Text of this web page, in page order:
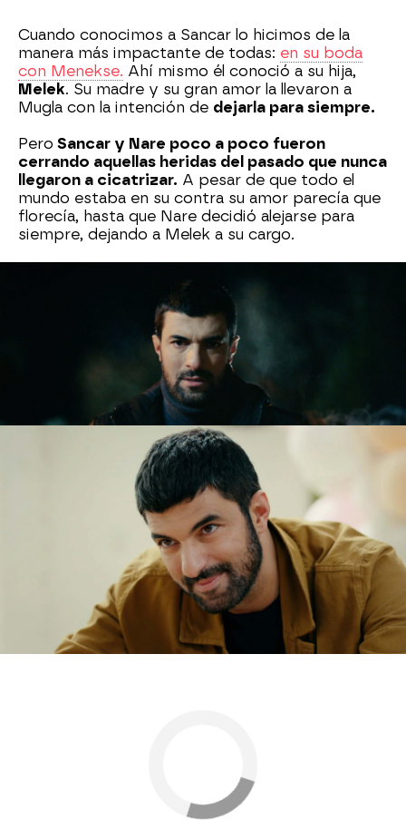
Cuando conocimos a Sancar lo hicimos de la
manera más impactante de todas: en su boda
con Menekse. Ahí mismo él conoció a su hija,
Melek. Su madre y su gran amor la llevaron a
Mugla con la intención de dejarla para siempre.
Pero Sancar y Nare poco a poco fueron
cerrando aquellas heridas del pasado que nunca
llegaron a cicatrizar. A pesar de que todo el
mundo estaba en su contra su amor parecía que
florecía, hasta que Nare decidió alejarse para
siempre, dejando a Melek a su cargo.
Sancar pensaba que nunca más volvería
, su corazón empezó a latir de nuevo.
fue una luz en medio de la
oscuridad, y esta vez no quiso esperar para
formalizar su relación. Juntos contruyeron una
familia formada por ellos dos y sus dos hijos,
Melek y Mehmet.
Ya no queda nada de aquel Sancar que se iba a
casar con Menekse, ahora solo está el hombre
que aprendió a amar y a respetar.
Series turcas de Nova
» Series » La hija del embajador » Personajes